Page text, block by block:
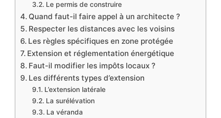
Le permis de construire
Quand faut-il faire appel à un architecte ?
Respecter les distances avec les voisins
Les règles spécifiques en zone protégée
Extension et réglementation énergétique
Faut-il modifier les impôts locaux ?
Les différents types d’extension
L’extension latérale
La surélévation
La véranda